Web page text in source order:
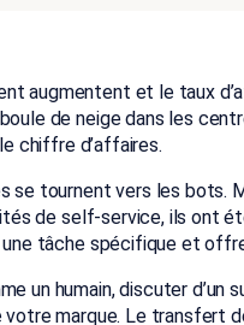
augmentent et le taux
de neige dans les
chiffre d’affaires.
se tournent vers les bots.
de self-service, ils ont
tâche spécifique et
un humain, discuter d’un
marque. Le transfert